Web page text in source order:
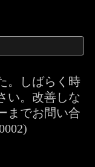
。しばらく時
い。改善しな
までお問い合